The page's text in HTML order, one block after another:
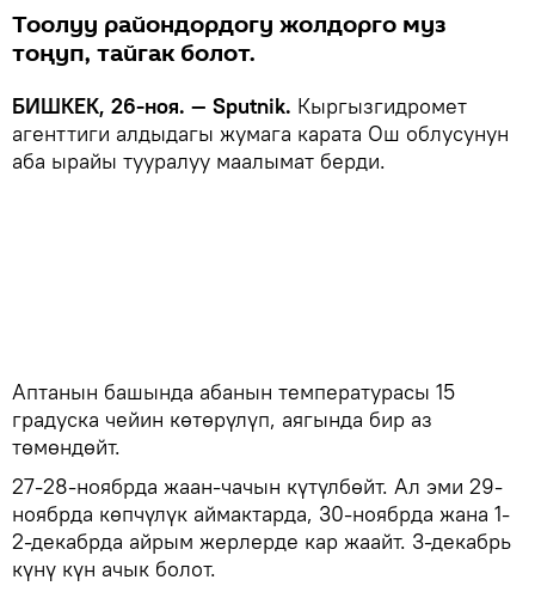
Тоолуу райондордогу жолдорго муз
тоңуп, тайгак болот.
БИШКЕК, 26-ноя. — Sputnik. Кыргызгидромет
агенттиги алдыдагы жумага карата Ош облусунун
аба ырайы тууралуу маалымат берди.
Аптанын башында абанын температурасы 15
градуска чейин көтөрүлүп, аягында бир аз
төмөндөйт.
27-28-ноябрда жаан-чачын күтүлбөйт. Ал эми 29-
ноябрда көпчүлүк аймактарда, 30-ноябрда жана 1-
2-декабрда айрым жерлерде кар жаайт. 3-декабрь
күнү күн ачык болот.